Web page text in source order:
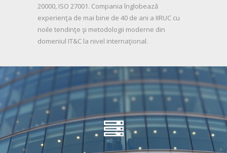
20000, ISO 27001. Compania înglobează
experienţa de mai bine de 40 de ani a IIRUC cu
noile tendinţe şi metodologii moderne din
domeniul IT&C la nivel internaţional.